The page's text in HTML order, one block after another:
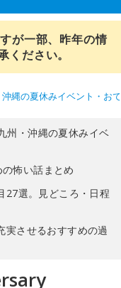
が一部、昨年の情
ください。
沖縄の夏休みイベント・お
州・沖縄の夏休みイベ
の怖い話まとめ
27選。見どころ・日程
実させるおすすめの過